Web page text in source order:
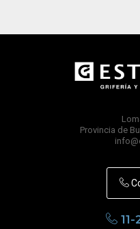
Provincia de
11-